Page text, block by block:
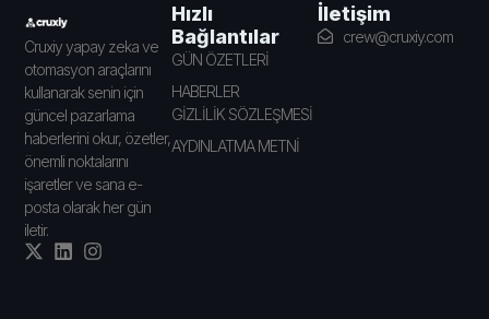
Cruxiy yapay zeka ve
otomasyon araçlarını
kullanarak senin için
güncel pazarlama
haberlerini okur, özetler,
önemli noktalarını
işaretler ve sana e-
posta olarak her gün
iletir.
Hızlı
Bağlantılar
GÜN ÖZETLERİ
HABERLER
GİZLİLİK SÖZLEŞMESİ
AYDINLATMA METNİ
İletişim
crew@cruxiy.com